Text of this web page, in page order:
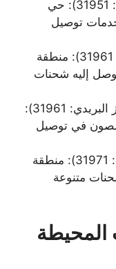
(الرمز البريدي: 31951): حي
توصيل
(الرمز البريدي: 31961): منطقة
إليه شحنات
(الرمز البريدي: 31961):
في توصيل
(الرمز البريدي: 31971): منطقة
متنوعة
المحيطة